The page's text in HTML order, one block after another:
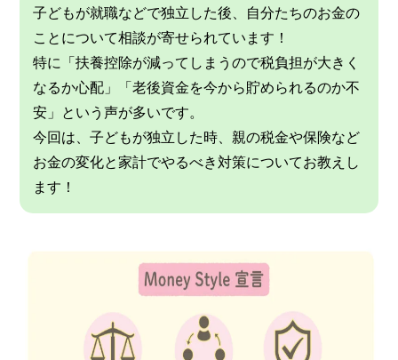
子どもが就職などで独立した後、自分たちのお金の
ことについて相談が寄せられています！
特に「扶養控除が減ってしまうので税負担が大きく
なるか心配」「老後資金を今から貯められるのか不
安」という声が多いです。
今回は、子どもが独立した時、親の税金や保険など
お金の変化と家計でやるべき対策についてお教えし
ます！